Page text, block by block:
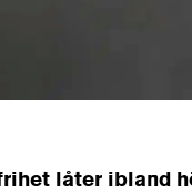
låter ibland